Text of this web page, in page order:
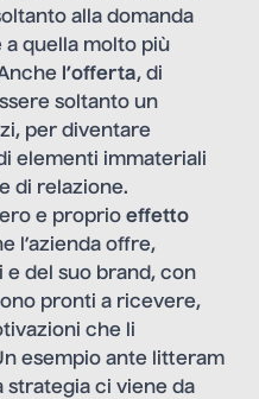
alla domanda
a quella molto più
l’offerta, di
soltanto un
per diventare
elementi immateriali
di relazione.
e proprio effetto
l’azienda offre,
e del suo brand, con
pronti a ricevere,
che li
esempio ante litteram
strategia ci viene da